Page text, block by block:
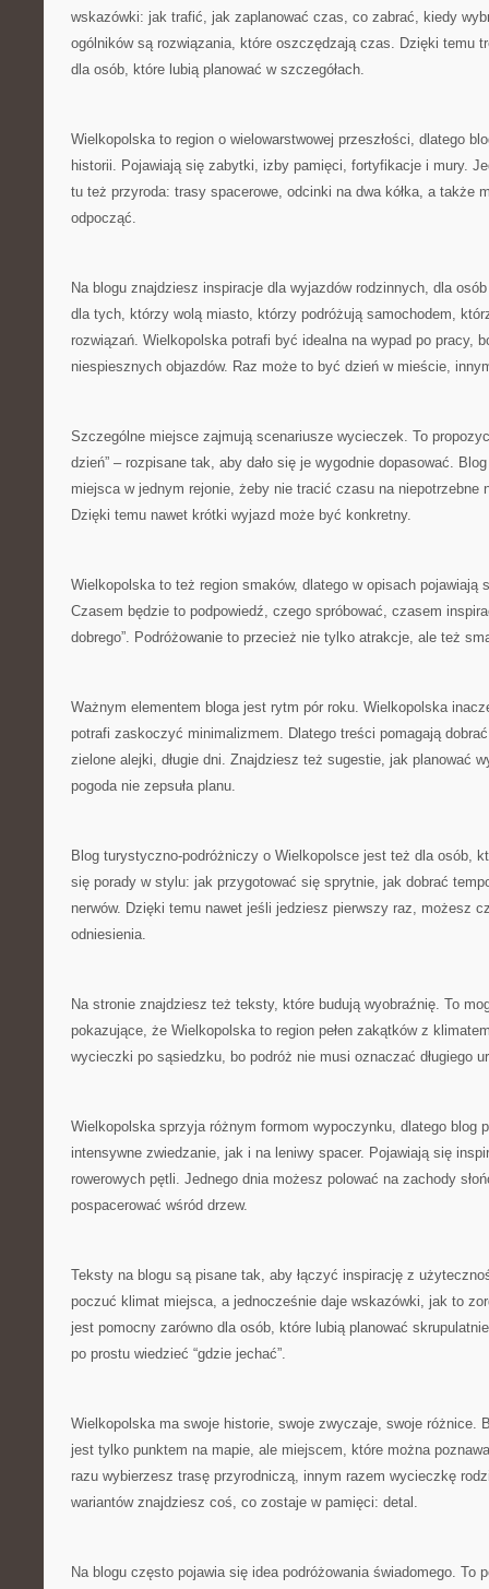
wskazówki: jak trafić, jak zaplanować czas, co zabrać, kiedy
ogólników są rozwiązania, które oszczędzają czas. Dzięki temu
dla osób, które lubią planować w szczegółach.
Wielkopolska to region o wielowarstwowej przeszłości, dlatego
historii. Pojawiają się zabytki, izby pamięci, fortyfikacje i mury.
tu też przyroda: trasy spacerowe, odcinki na dwa kółka, a także
odpocząć.
Na blogu znajdziesz inspiracje dla wyjazdów rodzinnych, dla
dla tych, którzy wolą miasto, którzy podróżują samochodem,
rozwiązań. Wielkopolska potrafi być idealna na wypad po pracy,
niespiesznych objazdów. Raz może to być dzień w mieście,
Szczególne miejsce zajmują scenariusze wycieczek. To
dzień” – rozpisane tak, aby dało się je wygodnie dopasować.
miejsca w jednym rejonie, żeby nie tracić czasu na niepotrzebne
Dzięki temu nawet krótki wyjazd może być konkretny.
Wielkopolska to też region smaków, dlatego w opisach pojawiają
Czasem będzie to podpowiedź, czego spróbować, czasem
dobrego”. Podróżowanie to przecież nie tylko atrakcje, ale też
Ważnym elementem bloga jest rytm pór roku. Wielkopolska
potrafi zaskoczyć minimalizmem. Dlatego treści pomagają
zielone alejki, długie dni. Znajdziesz też sugestie, jak planować
pogoda nie zepsuła planu.
Blog turystyczno-podróżniczy o Wielkopolsce jest też dla osób,
się porady w stylu: jak przygotować się sprytnie, jak dobrać
nerwów. Dzięki temu nawet jeśli jedziesz pierwszy raz, możesz
odniesienia.
Na stronie znajdziesz też teksty, które budują wyobraźnię. To
pokazujące, że Wielkopolska to region pełen zakątków z
wycieczki po sąsiedzku, bo podróż nie musi oznaczać długiego
Wielkopolska sprzyja różnym formom wypoczynku, dlatego blog
intensywne zwiedzanie, jak i na leniwy spacer. Pojawiają się
rowerowych pętli. Jednego dnia możesz polować na zachody
pospacerować wśród drzew.
Teksty na blogu są pisane tak, aby łączyć inspirację z
poczuć klimat miejsca, a jednocześnie daje wskazówki, jak to
jest pomocny zarówno dla osób, które lubią planować
po prostu wiedzieć “gdzie jechać”.
Wielkopolska ma swoje historie, swoje zwyczaje, swoje różnice.
jest tylko punktem na mapie, ale miejscem, które można
razu wybierzesz trasę przyrodniczą, innym razem wycieczkę
wariantów znajdziesz coś, co zostaje w pamięci: detal.
Na blogu często pojawia się idea podróżowania świadomego. To